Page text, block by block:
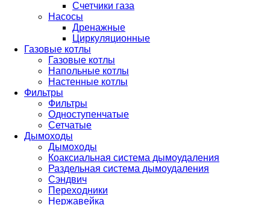
Счетчики газа
Насосы
Дренажные
Циркуляционные
Газовые котлы
Газовые котлы
Напольные котлы
Настенные котлы
Фильтры
Фильтры
Одноступенчатые
Сетчатые
Дымоходы
Дымоходы
Коаксиальная система дымоудаления
Раздельная система дымоудаления
Сэндвич
Переходники
Нержавейка